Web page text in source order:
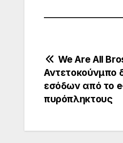
Πλοήγηση
άρθρων
We Are All
Αντετοκούνμπο
εσόδων από το
πυρόπληκτους